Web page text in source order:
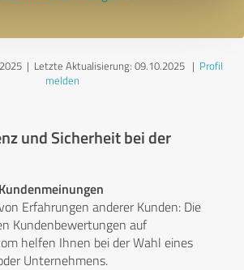
| Letzte Aktualisierung: 09.10.2025| Profil
melden
und Sicherheit bei der
Erfahrungen anderer Kunden: Die
Kundenbewertungen auf
helfen Ihnen bei der Wahl eines
Unternehmens.